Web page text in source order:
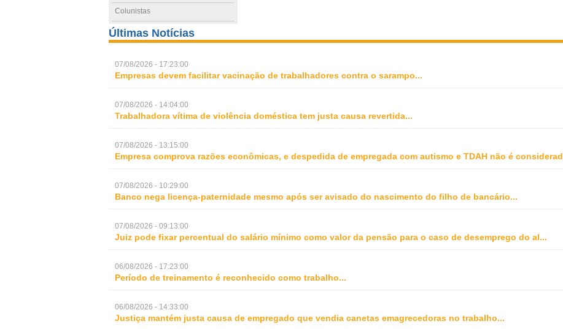
Colunistas
Últimas Notícias
07/08/2026 - 17:23:00
Empresas devem facilitar vacinação de trabalhadores contra o sarampo...
07/08/2026 - 14:04:00
Trabalhadora vítima de violência doméstica tem justa causa revertida...
07/08/2026 - 13:15:00
Empresa comprova razões econômicas, e despedida de empregada com autismo e TDAH não é considerad
07/08/2026 - 10:29:00
Banco nega licença-paternidade mesmo após ser avisado do nascimento do filho de bancário...
07/08/2026 - 09:13:00
Juiz pode fixar percentual do salário mínimo como valor da pensão para o caso de desemprego do al...
06/08/2026 - 17:23:00
Período de treinamento é reconhecido como trabalho...
06/08/2026 - 14:33:00
Justiça mantém justa causa de empregado que vendia canetas emagrecedoras no trabalho...